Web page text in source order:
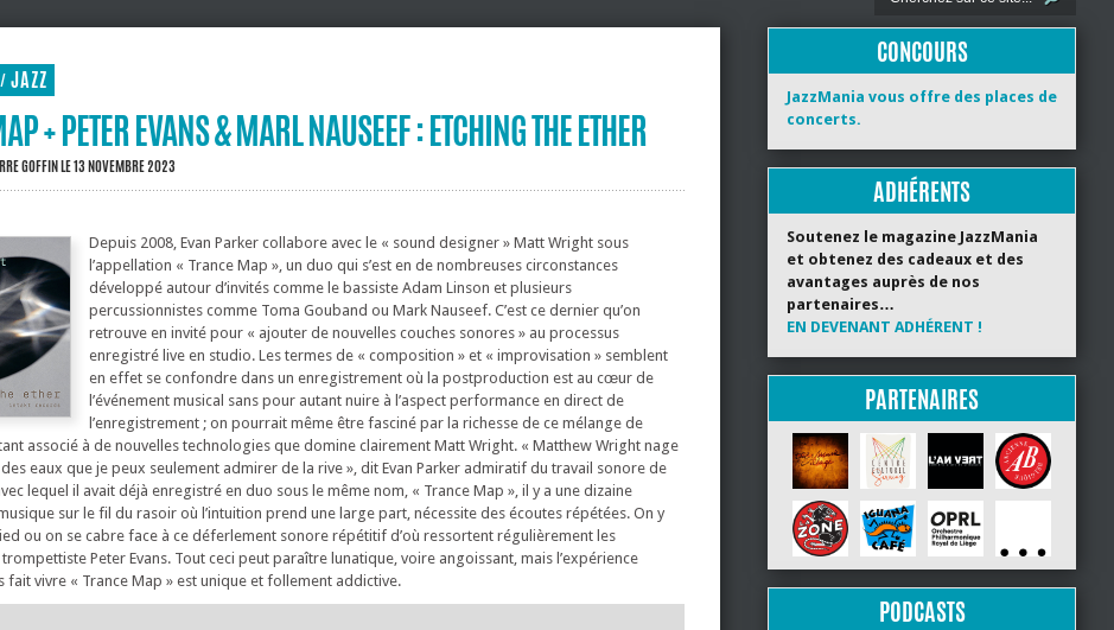
/ JAZZ
+ PETER EVANS & MARL NAUSEEF : ETCHING THE ETHER
GOFFINLE 13 NOVEMBRE 2023
Depuis 2008, Evan Parker collabore avec le « sound designer » Matt Wright sous
l’appellation « Trance Map », un duo qui s’est en de nombreuses circonstances
développé autour d’invités comme le bassiste Adam Linson et plusieurs
percussionnistes comme Toma Gouband ou Mark Nauseef. C’est ce dernier qu’on
retrouve en invité pour « ajouter de nouvelles couches sonores » au processus
enregistré live en studio. Les termes de « composition » et « improvisation » semblent
en effet se confondre dans un enregistrement où la postproduction est au cœur de
l’événement musical sans pour autant nuire à l’aspect performance en direct de
l’enregistrement ; on pourrait même être fasciné par la richesse de ce mélange de
associé à de nouvelles technologies que domine clairement Matt Wright. « Matthew Wright nage
eaux que je peux seulement admirer de la rive », dit Evan Parker admiratif du travail sonore de
lequel il avait déjà enregistré en duo sous le même nom, « Trance Map », il y a une dizaine
sur le fil du rasoir où l’intuition prend une large part, nécessite des écoutes répétées. On y
ou on se cabre face à ce déferlement sonore répétitif d’où ressortent régulièrement les
Peter Evans. Tout ceci peut paraître lunatique, voire angoissant, mais l’expérience
fait vivre « Trance Map » est unique et follement addictive.
CONCOURS
JazzMania vous offre des places de
concerts.
ADHÉRENTS
Soutenez le magazine JazzMania
et obtenez des cadeaux et des
avantages auprès de nos
partenaires…
EN DEVENANT ADHÉRENT !
PARTENAIRES
PODCASTS